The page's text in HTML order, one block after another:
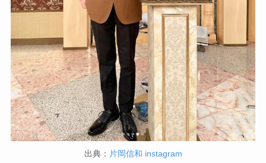
出典： 片岡信和 instagram